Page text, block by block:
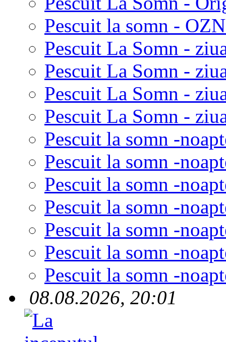
Pescuit la somn -
Pescuit La Somn -
Pescuit La Somn -
Pescuit La Somn -
Pescuit La Somn -
Pescuit la somn -
Pescuit la somn -
Pescuit la somn -
Pescuit la somn -
Pescuit la somn -
Pescuit la somn -
Pescuit la somn -
08.08.2026, 20:01